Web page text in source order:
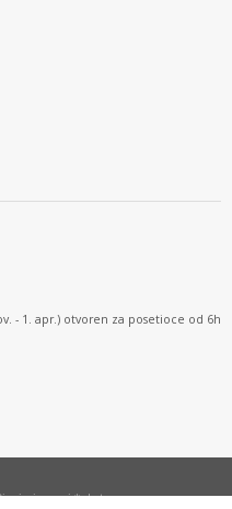
- 1. apr.) otvoren za posetioce od 6h
i razvoj *nbgteam